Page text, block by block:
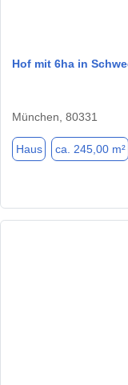
Hof mit 6ha in
München, 80331
Haus ca. 245,00 m²